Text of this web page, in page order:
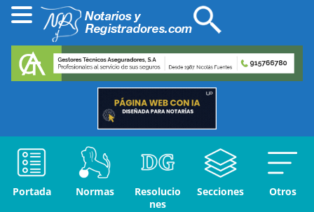
Portada Normas
Resolucio
nes
Secciones Otros